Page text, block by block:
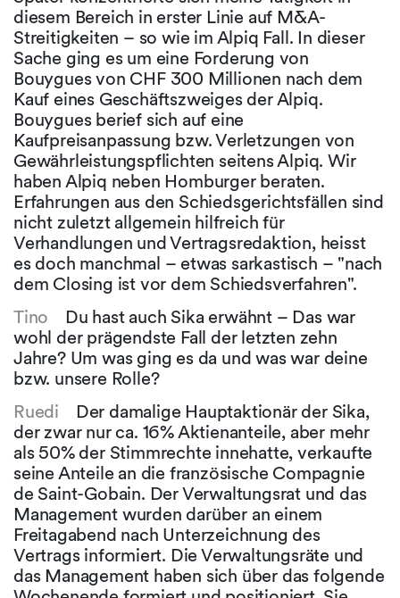
diesem Bereich in erster Linie auf M&A-
Streitigkeiten – so wie im Alpiq Fall. In dieser
Sache ging es um eine Forderung von
Bouygues von CHF 300 Millionen nach dem
Kauf eines Geschäftszweiges der Alpiq.
Bouygues berief sich auf eine
Kaufpreisanpassung bzw. Verletzungen von
Gewährleistungspflichten seitens Alpiq. Wir
haben Alpiq neben Homburger beraten.
Erfahrungen aus den Schiedsgerichtsfällen sind
nicht zuletzt allgemein hilfreich für
Verhandlungen und Vertragsredaktion, heisst
es doch manchmal – etwas sarkastisch – "nach
dem Closing ist vor dem Schiedsverfahren".
Tino
Du hast auch Sika erwähnt – Das war
wohl der prägendste Fall der letzten zehn
Jahre? Um was ging es da und was war deine
bzw. unsere Rolle?
Ruedi
Der damalige Hauptaktionär der Sika,
der zwar nur ca. 16% Aktienanteile, aber mehr
als 50% der Stimmrechte innehatte, verkaufte
seine Anteile an die französische Compagnie
de Saint-Gobain. Der Verwaltungsrat und das
Management wurden darüber an einem
Freitagabend nach Unterzeichnung des
Vertrags informiert. Die Verwaltungsräte und
das Management haben sich über das folgende